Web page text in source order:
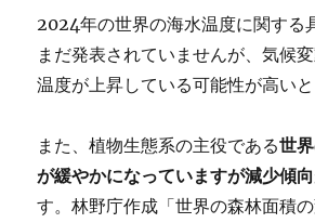
2024年の世界の海水温度に関する
まだ発表されていませんが、気候
温度が上昇している可能性が高いと
また、植物生態系の主役である世
が緩やかになっていますが減少傾向
す。林野庁作成「世界の森林面積